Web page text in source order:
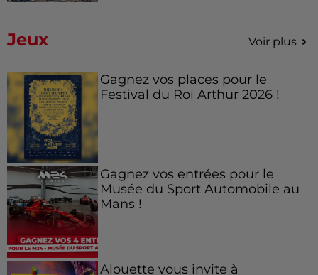
Jeux Voir plus
Gagnez vos places pour le
Festival du Roi Arthur 2026 !
Gagnez vos entrées pour le
Musée du Sport Automobile au
Mans !
Alouette vous invite à